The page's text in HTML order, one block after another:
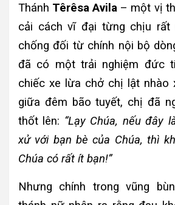
Thánh Têrêsa Avila – một vị
cải cách vĩ đại từng chịu rất
chống đối từ chính nội bộ
đã có một trải nghiệm đức
chiếc xe lừa chở chị lật nhào
giữa đêm bão tuyết, chị đã
thốt lên: “Lạy Chúa, nếu đây
xử với bạn bè của Chúa, thì
Chúa có rất ít bạn!”
Nhưng chính trong vũng